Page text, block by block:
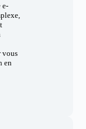
e-
vous
en